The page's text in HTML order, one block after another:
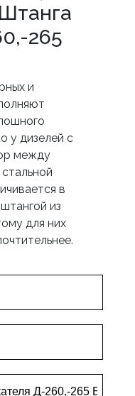
265
и
у дизелей с
между
в
из
для них